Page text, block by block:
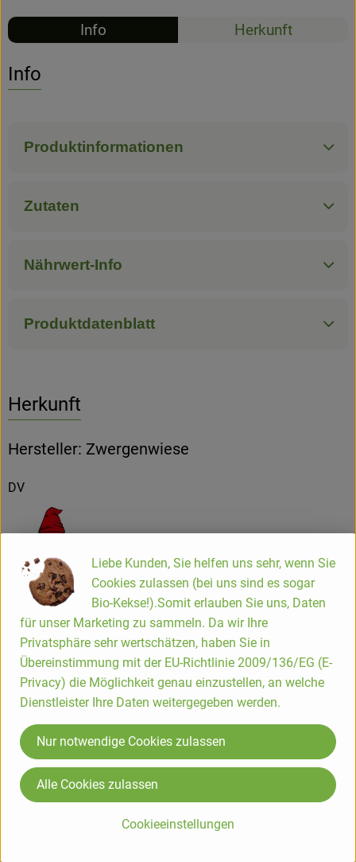
Info Herkunft
Info
Produktinformationen
Zutaten
Nährwert-Info
Produktdatenblatt
Herkunft
Hersteller: Zwergenwiese
DV
ZWERGENWIESE Naturkost GmbH
D 24887 Silberstedt
Die Zwergenwiese Naturkost GmbH steht seit über 40 Jahren
für liebevoll und sorgfältig hergestellte Bio-Lebensmittel.
Aus eigener Entwicklung und in eigener Produktion
entstehen pikante und fruchtige Brotaufstriche, Senfe,
Alles unter dem Zeichen der roten Zwergenmütze.
Seit Gründung spielt die Stärkung des Bio-Landbaus und die
Erhaltung der Sortenvielfalt für Zwergenwiese eine große
Rolle beim Einkauf der kontrolliert biologischen Rohstoffe.
regionalen Bio-Landbaus und ein enger Kontakt zu den
Liebe Kunden, Sie helfen uns sehr, wenn Sie
Cookies zulassen (bei uns sind es sogar
Bio-Kekse!).Somit erlauben Sie uns, Daten
für unser Marketing zu sammeln. Da wir Ihre
Privatsphäre sehr wertschätzen, haben Sie in
Übereinstimmung mit der EU-Richtlinie 2009/136/EG (E-
Privacy) die Möglichkeit genau einzustellen, an welche
Dienstleister Ihre Daten weitergegeben werden.
Cookieeinstellungen
Nur notwendige Cookies zulassen
Alle Cookies zulassen